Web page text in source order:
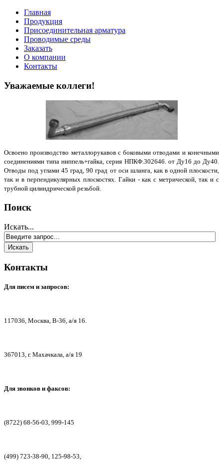
Главная
Продукция
Присоединительная арматура
Проводимые среды
Заказать
О компании
Контакты
Уважаемые коллеги!
Освоено производство металлорукавов с боковыми отводами и конечными
соединениями типа ниппель+гайка, серия НПКФ.302646. от Ду16 до Ду40.
Отводы под углами 45 град, 90 град от оси шланга, как в одной плоскости,
так и в перпендикулярных плоскостях. Гайки - как с метрической, так и с
трубной цилиндрической резьбой.
Поиск
Искать...
Контакты
Для писем и запросов:
117036, Москва, В-36, а/я 16.
367013, г. Махачкала, а/я 19
Для звонков и факсов:
(8722) 68-56-03, 999-145
(499) 723-38-90, 125-98-53,